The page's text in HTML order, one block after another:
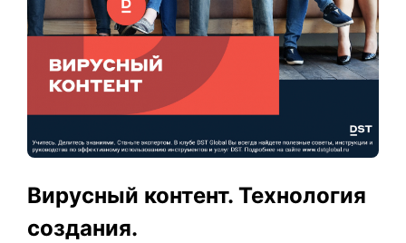
Вирусный контент. Технология
создания.